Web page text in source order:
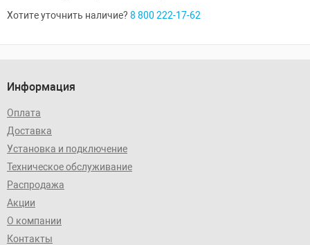
Хотите уточнить наличие? 8 800 222-17-62
Информация
Оплата
Доставка
Установка и подключение
Техническое обслуживание
Распродажа
Акции
О компании
Контакты